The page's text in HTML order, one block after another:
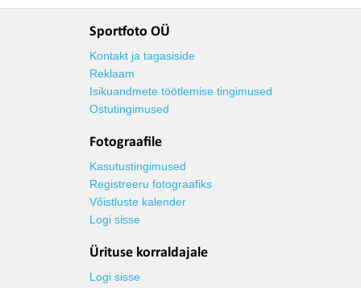
Sportfoto OÜ
Kontakt ja tagasiside
Reklaam
Isikuandmete töötlemise tingimused
Ostutingimused
Fotograafile
Kasutustingimused
Registreeru fotograafiks
Võistluste kalender
Logi sisse
Ürituse korraldajale
Logi sisse